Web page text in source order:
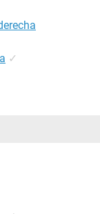
✓